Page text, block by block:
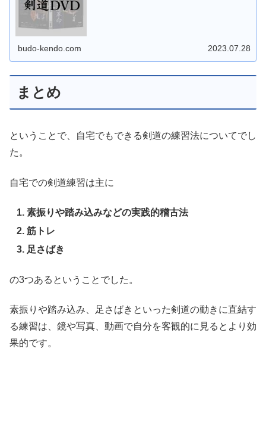
budo-kendo.com 2023.07.28
まとめ
ということで、自宅でもできる剣道の練習法についてでし
た。
自宅での剣道練習は主に
素振りや踏み込みなどの実践的稽古法
筋トレ
足さばき
の3つあるということでした。
素振りや踏み込み、足さばきといった剣道の動きに直結す
る練習は、鏡や写真、動画で自分を客観的に見るとより効
果的です。